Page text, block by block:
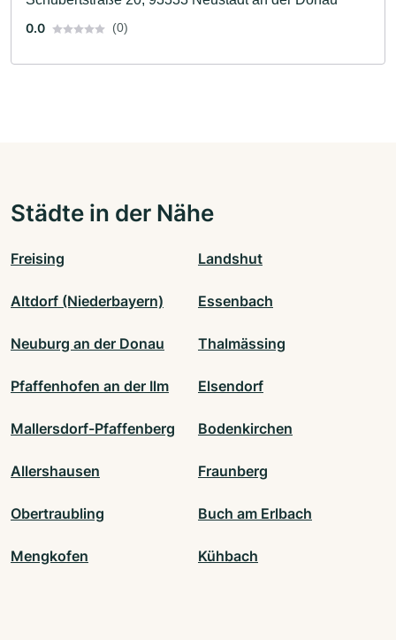
0.0
(0)
Städte in der Nähe
Freising Landshut
Altdorf (Niederbayern) Essenbach
Neuburg an der Donau Thalmässing
Pfaffenhofen an der Ilm Elsendorf
Mallersdorf-Pfaffenberg Bodenkirchen
Allershausen Fraunberg
Obertraubling Buch am Erlbach
Mengkofen Kühbach